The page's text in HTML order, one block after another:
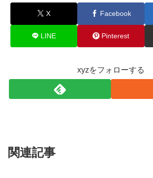
X Facebook
LINE Pinterest
xyzをフォローする
関連記事